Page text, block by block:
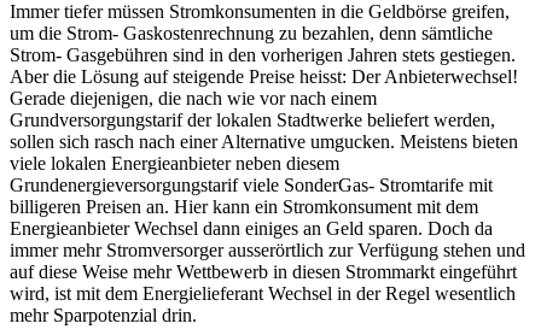
Immer tiefer müssen Stromkonsumenten in die Geldbörse greifen,
um die Strom- Gaskostenrechnung zu bezahlen, denn sämtliche
Strom- Gasgebühren sind in den vorherigen Jahren stets gestiegen.
Aber die Lösung auf steigende Preise heisst: Der Anbieterwechsel!
Gerade diejenigen, die nach wie vor nach einem
Grundversorgungstarif der lokalen Stadtwerke beliefert werden,
sollen sich rasch nach einer Alternative umgucken. Meistens bieten
viele lokalen Energieanbieter neben diesem
Grundenergieversorgungstarif viele SonderGas- Stromtarife mit
billigeren Preisen an. Hier kann ein Stromkonsument mit dem
Energieanbieter Wechsel dann einiges an Geld sparen. Doch da
immer mehr Stromversorger ausserörtlich zur Verfügung stehen und
auf diese Weise mehr Wettbewerb in diesen Strommarkt eingeführt
wird, ist mit dem Energielieferant Wechsel in der Regel wesentlich
mehr Sparpotenzial drin.